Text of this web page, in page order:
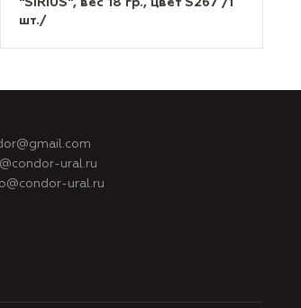
"SIRIUS", вес 18 гр., цвет S267 /1
шт./
ural.ru
ural.ru